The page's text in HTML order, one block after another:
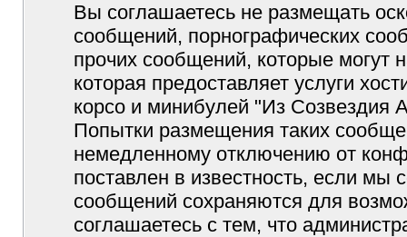
Вы соглашаетесь не размещать
сообщений, порнографических
прочих сообщений, которые могут
которая предоставляет услуги
корсо и минибулей "Из Созвездия
Попытки размещения таких
немедленному отключению от
поставлен в известность, если мы
сообщений сохраняются для
соглашаетесь с тем, что